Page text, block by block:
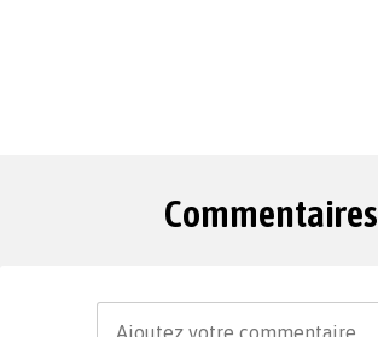
Commentaires